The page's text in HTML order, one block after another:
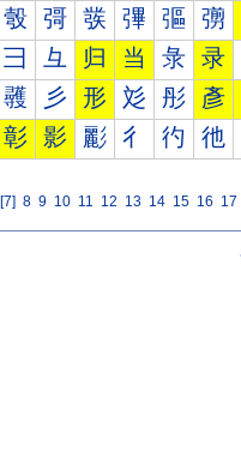
彀 彁 彂 彃 彄 彅
彐 彑 归 当 彔 录
彠 彡 形 彣 彤 彥
彰 影 彲 彳 彴 彵
[7] 8 9 10 11 12 13 14 15 16 17